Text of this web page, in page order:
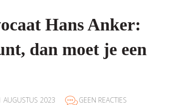
Hans Anker:
dan moet je een
AUGUSTUS 2023 GEEN REACTIES